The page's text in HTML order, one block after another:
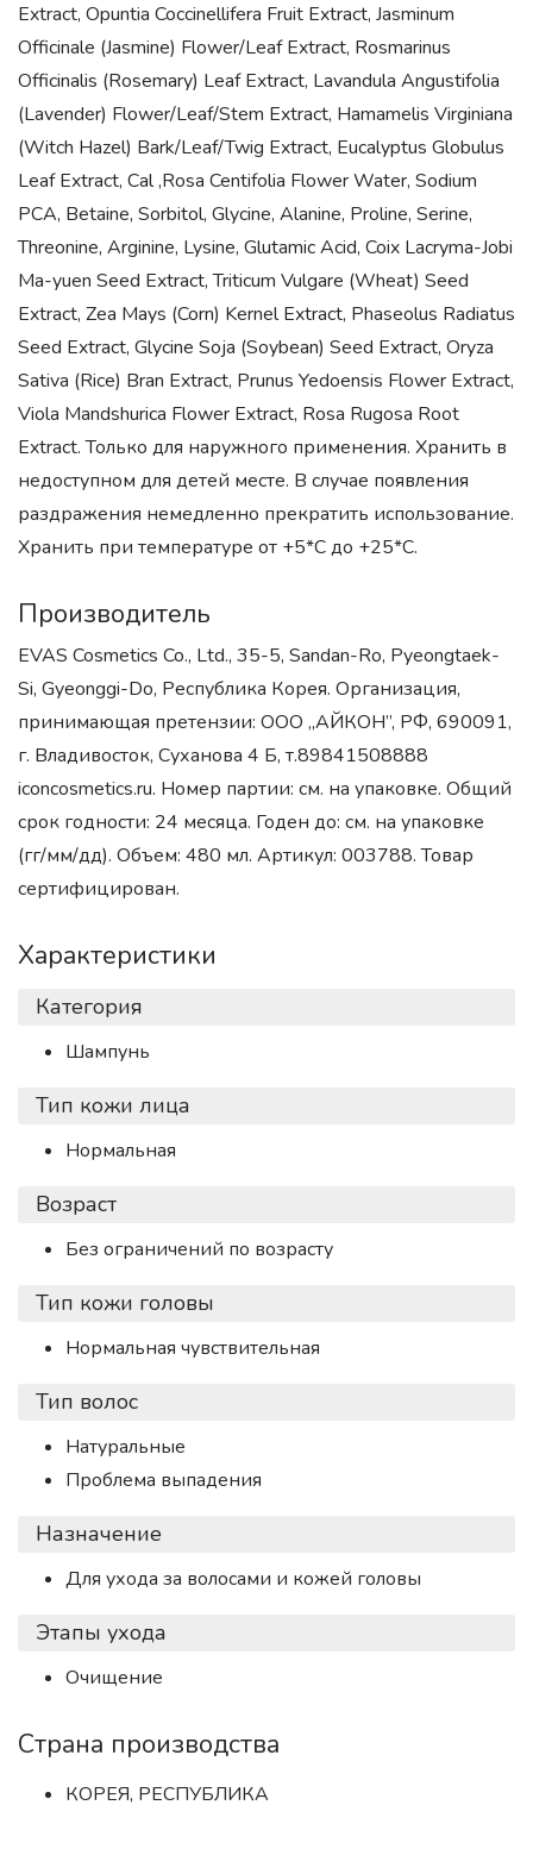
Extract, Opuntia Coccinellifera Fruit Extract, Jasminum
Officinale (Jasmine) Flower/Leaf Extract, Rosmarinus
Officinalis (Rosemary) Leaf Extract, Lavandula Angustifolia
(Lavender) Flower/Leaf/Stem Extract, Hamamelis Virginiana
(Witch Hazel) Bark/Leaf/Twig Extract, Eucalyptus Globulus
Leaf Extract, Cal ,Rosa Centifolia Flower Water, Sodium
PCA, Betaine, Sorbitol, Glycine, Alanine, Proline, Serine,
Threonine, Arginine, Lysine, Glutamic Acid, Coix Lacryma-Jobi
Ma-yuen Seed Extract, Triticum Vulgare (Wheat) Seed
Extract, Zea Mays (Corn) Kernel Extract, Phaseolus Radiatus
Seed Extract, Glycine Soja (Soybean) Seed Extract, Oryza
Sativa (Rice) Bran Extract, Prunus Yedoensis Flower Extract,
Viola Mandshurica Flower Extract, Rosa Rugosa Root
Extract. Только для наружного применения. Хранить в
недоступном для детей месте. В случае появления
раздражения немедленно прекратить использование.
Хранить при температуре от +5*С до +25*С.
Производитель
EVAS Cosmetics Co., Ltd., 35-5, Sandan-Ro, Pyeongtaek-
Si, Gyeonggi-Do, Республика Корея. Организация,
принимающая претензии: ООО „АЙКОН”, РФ, 690091,
г. Владивосток, Суханова 4 Б, т.89841508888
iconcosmetics.ru. Номер партии: см. на упаковке. Общий
срок годности: 24 месяца. Годен до: см. на упаковке
(гг/мм/дд). Объем: 480 мл. Артикул: 003788. Товар
сертифицирован.
Характеристики
Категория
Шампунь
Тип кожи лица
Нормальная
Возраст
Без ограничений по возрасту
Тип кожи головы
Нормальная чувствительная
Тип волос
Натуральные
Проблема выпадения
Назначение
Для ухода за волосами и кожей головы
Этапы ухода
Очищение
Страна производства
КОРЕЯ, РЕСПУБЛИКА